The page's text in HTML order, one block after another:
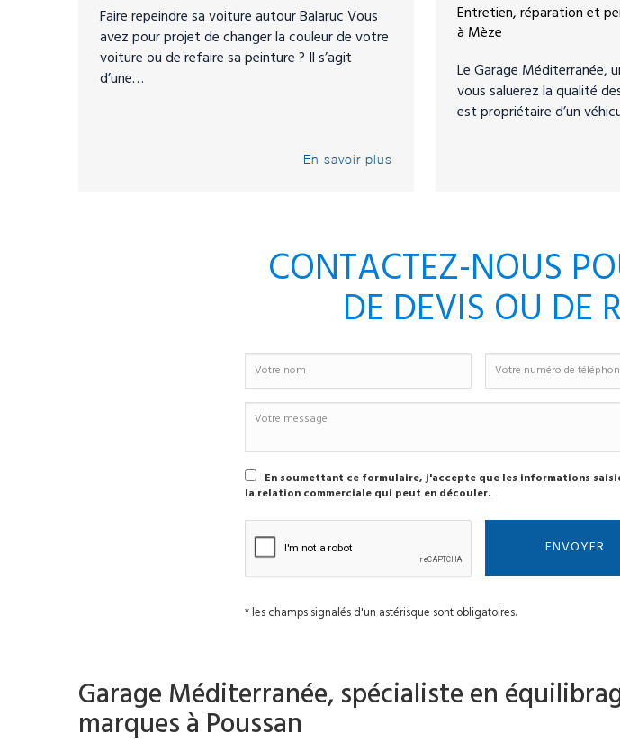
Faire repeindre sa voiture autour Balaruc Vous
avez pour projet de changer la couleur de votre
voiture ou de refaire sa peinture ? Il s’agit
d’une…
En savoir plus
Entretien, réparation et
à Mèze
Le Garage Méditerranée,
vous saluerez la qualité
est propriétaire d’un
CONTACTEZ-NOUS
DE DEVIS OU DE
En soumettant ce formulaire, j'accepte que les informations
la relation commerciale qui peut en découler.
* les champs signalés d'un astérisque sont obligatoires.
Garage Méditerranée, spécialiste en
marques à Poussan